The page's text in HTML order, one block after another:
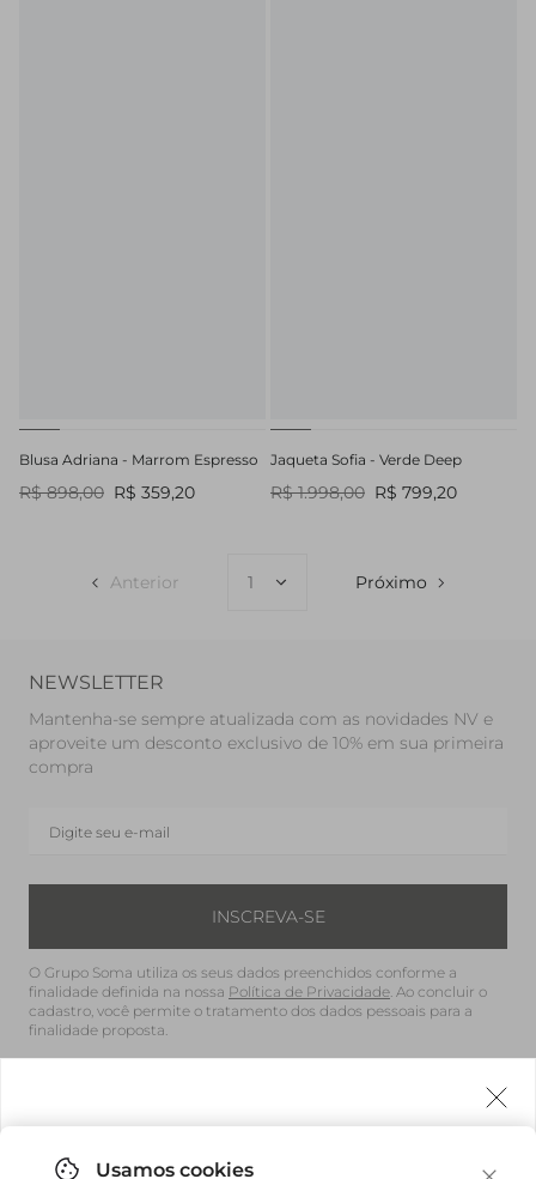
Blusa Adriana - Marrom Espresso
R$ 898,00 R$ 359,20
Jaqueta Sofia - Verde Deep
R$ 1.998,00 R$ 799,20
Anterior Próximo
NEWSLETTER
Mantenha-se sempre atualizada com as novidades NV e
aproveite um desconto exclusivo de 10% em sua primeira
compra
INSCREVA-SE
O Grupo Soma utiliza os seus dados preenchidos conforme a
finalidade definida na nossa Política de Privacidade. Ao concluir o
cadastro, você permite o tratamento dos dados pessoais para a
finalidade proposta.
Brasil (BRL)